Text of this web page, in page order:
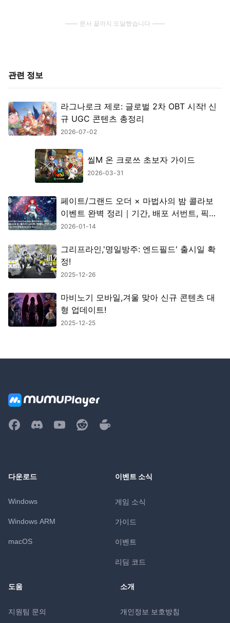
문서 끝까지 도달했습니다
관련 정보
라그나로크 제로: 글로벌 2차 OBT 시작! 신
규 UGC 콘텐츠 총정리
2026-07-02
씰M 온 크로쓰 초보자 가이드
2026-03-31
페이트/그랜드 오더 × 마법사의 밤 콜라보
이벤트 완벽 정리｜기간, 배포 서번트, 픽업
정보 총정리
2026-01-14
그리프라인,'명일방주: 엔드필드' 출시일 확
정!
2025-12-26
마비노기 모바일,겨울 맞아 신규 콘텐츠 대
형 업데이트!
2025-12-25
다운로드
Windows
Windows ARM
macOS
이벤트 소식
게임 소식
가이드
이벤트
리딤 코드
도움
지원팀 문의
소개
개인정보 보호방침